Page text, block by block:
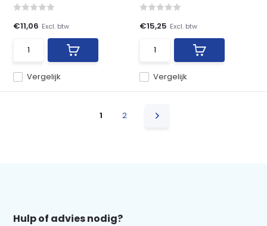
Vergelijk
€11,06 Excl. btw
Vergelijk
€15,25 Excl. btw
1 2
Hulp of advies nodig?